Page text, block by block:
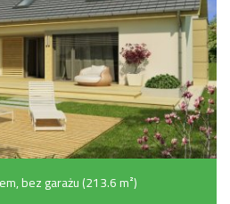
bez garażu (213.6 m²)